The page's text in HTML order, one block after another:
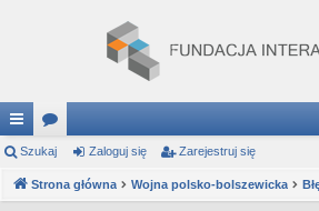
ię
ce
or
a
Szukaj Zaloguj się Zarejestruj się
Strona główna Wojna polsko-bolszewicka